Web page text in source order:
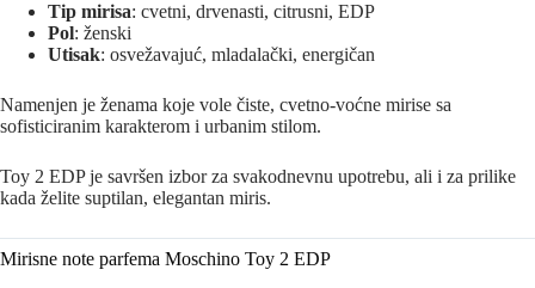
Tip mirisa: cvetni, drvenasti, citrusni, EDP
Pol: ženski
Utisak: osvežavajuć, mladalački, energičan
Namenjen je ženama koje vole čiste, cvetno-voćne mirise sa
sofisticiranim karakterom i urbanim stilom.
Toy 2 EDP je savršen izbor za svakodnevnu upotrebu, ali i za prilike
kada želite suptilan, elegantan miris.
Mirisne note parfema Moschino Toy 2 EDP